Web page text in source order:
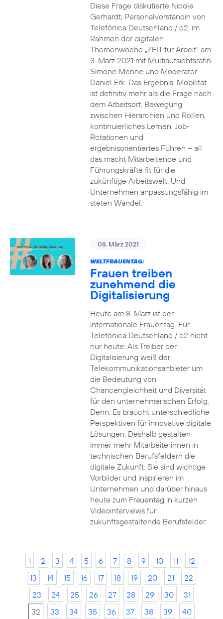
Diese Frage diskutierte Nicole
Gerhardt, Personalvorständin von
Telefónica Deutschland / o2, im
Rahmen der digitalen
Themenwoche „ZEIT für Arbeit“ am
3. März 2021 mit Multiaufsichtsrätin
Simone Menne und Moderator
Daniel Erk. Das Ergebnis: Mobilität
ist definitiv mehr als die Frage nach
dem Arbeitsort. Bewegung
zwischen Hierarchien und Rollen,
kontinuierliches Lernen, Job-
Rotationen und
ergebnisorientiertes Führen – all
das macht Mitarbeitende und
Führungskräfte fit für die
zukünftige Arbeitswelt. Und
Unternehmen anpassungsfähig im
steten Wandel.
08. März 2021
WELTFRAUENTAG:
Frauen treiben
zunehmend die
Digitalisierung
Heute am 8. März ist der
internationale Frauentag. Für
Telefónica Deutschland / o2 nicht
nur heute: Als Treiber der
Digitalisierung weiß der
Telekommunikationsanbieter um
die Bedeutung von
Chancengleichheit und Diversität
für den unternehmerischen Erfolg.
Denn: Es braucht unterschiedliche
Perspektiven für innovative digitale
Lösungen. Deshalb gestalten
immer mehr Mitarbeiterinnen in
technischen Berufsfeldern die
digitale Zukunft. Sie sind wichtige
Vorbilder und inspirieren im
Unternehmen und darüber hinaus
heute zum Frauentag in kurzen
Videointerviews für
zukunftsgestaltende Berufsfelder.
1 2 3 4 5 6 7 8 9 10 11
12
13
14 15 16 17 18 19 20 21
22
23
24 25 26 27 28 29 30
31
32
33 34 35 36 37 38 39
40